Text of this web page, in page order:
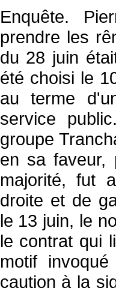
Enquête.
prendre les
du 28 juin
été choisi le
au terme
service
groupe
en sa faveur,
majorité, fut
droite et de
le 13 juin, le
le contrat qui
motif
caution à la